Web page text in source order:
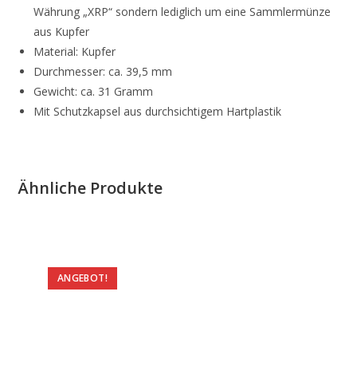
Währung „XRP“ sondern lediglich um eine Sammlermünze
aus Kupfer
Material: Kupfer
Durchmesser: ca. 39,5 mm
Gewicht: ca. 31 Gramm
Mit Schutzkapsel aus durchsichtigem Hartplastik
Ähnliche Produkte
ANGEBOT!